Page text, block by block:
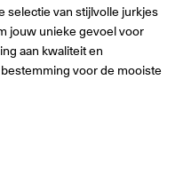
selectie van stijlvolle jurkjes
jouw unieke gevoel voor
aan kwaliteit en
voor de mooiste